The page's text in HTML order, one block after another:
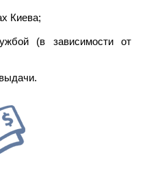
Киева;
(в зависимости от